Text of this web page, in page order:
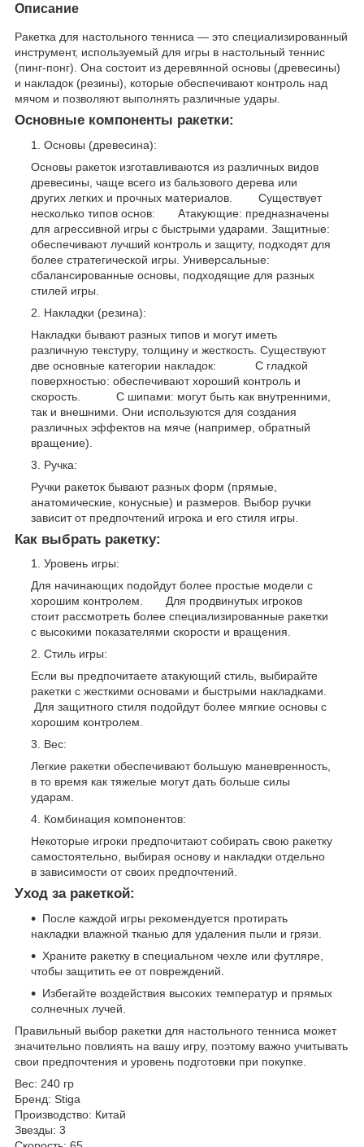
Описание
Ракетка для настольного тенниса — это специализированный
инструмент, используемый для игры в настольный теннис
(пинг-понг). Она состоит из деревянной основы (древесины)
и накладок (резины), которые обеспечивают контроль над
мячом и позволяют выполнять различные удары.
Основные компоненты ракетки:
Основы (древесина):
Основы ракеток изготавливаются из различных видов
древесины, чаще всего из бальзового дерева или
других легких и прочных материалов. Существует
несколько типов основ: Атакующие: предназначены
для агрессивной игры с быстрыми ударами. Защитные:
обеспечивают лучший контроль и защиту, подходят для
более стратегической игры. Универсальные:
сбалансированные основы, подходящие для разных
стилей игры.
Накладки (резина):
Накладки бывают разных типов и могут иметь
различную текстуру, толщину и жесткость. Существуют
две основные категории накладок: С гладкой
поверхностью: обеспечивают хороший контроль и
скорость. С шипами: могут быть как внутренними,
так и внешними. Они используются для создания
различных эффектов на мяче (например, обратный
вращение).
Ручка:
Ручки ракеток бывают разных форм (прямые,
анатомические, конусные) и размеров. Выбор ручки
зависит от предпочтений игрока и его стиля игры.
Как выбрать ракетку:
Уровень игры:
Для начинающих подойдут более простые модели с
хорошим контролем. Для продвинутых игроков
стоит рассмотреть более специализированные ракетки
с высокими показателями скорости и вращения.
Стиль игры:
Если вы предпочитаете атакующий стиль, выбирайте
ракетки с жесткими основами и быстрыми накладками.
Для защитного стиля подойдут более мягкие основы с
хорошим контролем.
Вес:
Легкие ракетки обеспечивают большую маневренность,
в то время как тяжелые могут дать больше силы
ударам.
Комбинация компонентов:
Некоторые игроки предпочитают собирать свою ракетку
самостоятельно, выбирая основу и накладки отдельно
в зависимости от своих предпочтений.
Уход за ракеткой:
После каждой игры рекомендуется протирать
накладки влажной тканью для удаления пыли и грязи.
Храните ракетку в специальном чехле или футляре,
чтобы защитить ее от повреждений.
Избегайте воздействия высоких температур и прямых
солнечных лучей.
Правильный выбор ракетки для настольного тенниса может
значительно повлиять на вашу игру, поэтому важно учитывать
свои предпочтения и уровень подготовки при покупке.
Вес: 240 гр
Бренд: Stiga
Производство: Китай
Звезды: 3